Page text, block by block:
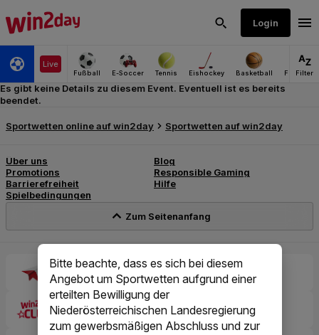
Bitte beachte, dass es sich bei diesem
Angebot um Sportwetten aufgrund einer
erteilten Bewilligung der
Niederösterreichischen Landesregierung
zum gewerbsmäßigen Abschluss und zur
Es gibt keine Details zu diesem Event. Eventuell ist es bereits
beendet.